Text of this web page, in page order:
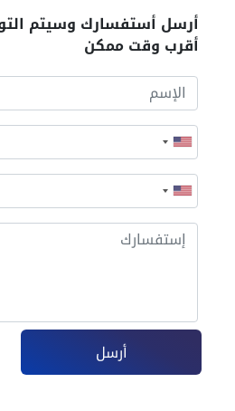
أرسل أستفسارك وسيتم
أقرب وقت ممكن
أرسل